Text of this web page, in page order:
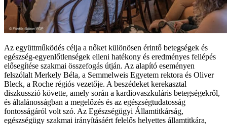
Az együttműködés célja a nőket különösen érintő betegségek és
egészség-egyenlőtlenségek elleni hatékony és eredményes fellépés
elősegítése szakmai összefogás útján. Az alapító eseményen
felszólalt Merkely Béla, a Semmelweis Egyetem rektora és Oliver
Bleck, a Roche régiós vezetője. A beszédeket kerekasztal
diszkusszió követte, amely során a kardiovaszkuláris betegségekről,
és általánosságban a megelőzés és az egészségtudatosság
fontosságáról volt szó. Az Egészségügyi Államtitkárság,
egészségügy szakmai irányításáért felelős helyettes államtitkára,